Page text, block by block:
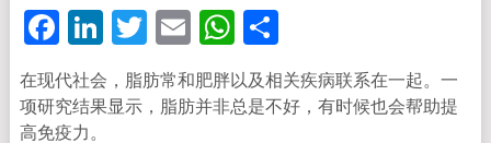
Facebook
LinkedIn
Twitter
EmailWhatsApp
分
享
在现代社会，脂肪常和肥胖以及相关疾病联系在一起。一
项研究结果显示，脂肪并非总是不好，有时候也会帮助提
高免疫力。